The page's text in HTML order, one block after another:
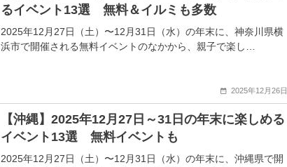
るイベント13選 無料＆イルミも多数
2025年12月27日（土）〜12月31日（水）の年末に、神奈川県横
浜市で開催される無料イベントのなかから、親子で楽し…
2025年12月26日
【沖縄】2025年12月27日～31日の年末に楽しめる
イベント13選 無料イベントも
2025年12月27日（土）〜12月31日（水）の年末に、沖縄県で開